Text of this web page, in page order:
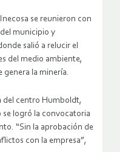
se reunieron con
municipio y
salió a relucir el
del medio ambiente,
la minería.
del centro Humboldt,
logró la convocatoria
“Sin la aprobación de
con la empresa”,